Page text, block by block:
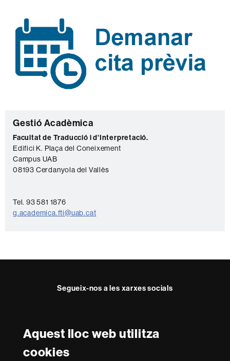
Aquest lloc web utilitza
cookies
C
o
n
t
c
t
Gestió Acadèmica
Facultat de Traducció i d'Interpretació.
Edifici K. Plaça del Coneixement
Campus UAB
08193 Cerdanyola del Vallès
Tel. 93 581 1876
g.academica.fti@uab.cat
Segueix-nos a les xarxes socials
Reconeixement internacional de l'excel·lència